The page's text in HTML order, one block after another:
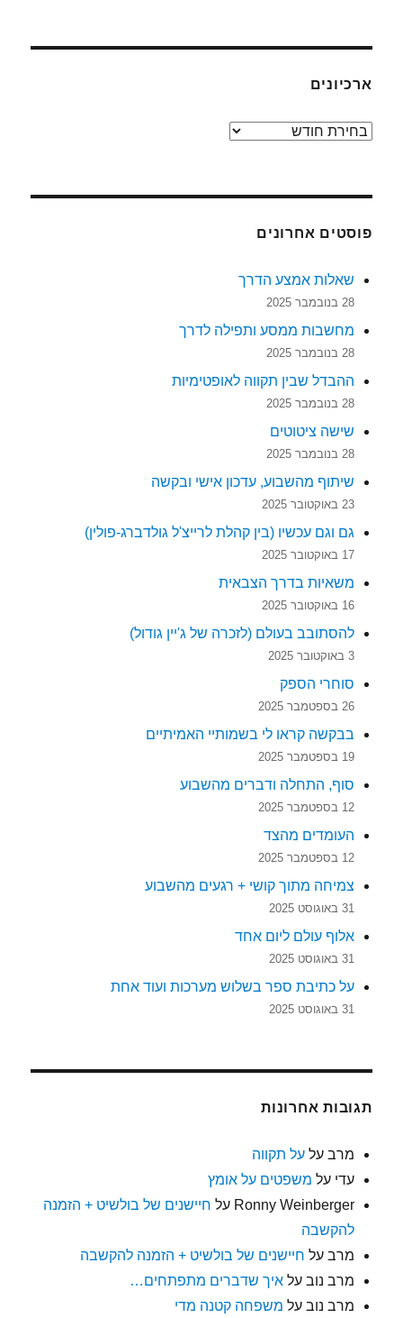
ארכיונים
ארכיונים
פוסטים אחרונים
שאלות אמצע הדרך
28 בנובמבר 2025
מחשבות ממסע ותפילה לדרך
28 בנובמבר 2025
ההבדל שבין תקווה לאופטימיות
28 בנובמבר 2025
שישה ציטוטים
28 בנובמבר 2025
שיתוף מהשבוע, עדכון אישי ובקשה
23 באוקטובר 2025
גם וגם עכשיו (בין קהלת לרייצ'ל גולדברג-פולין)
17 באוקטובר 2025
משאיות בדרך הצבאית
16 באוקטובר 2025
להסתובב בעולם (לזכרה של ג'יין גודול)
3 באוקטובר 2025
סוחרי הספק
26 בספטמבר 2025
בבקשה קראו לי בשמותיי האמיתיים
19 בספטמבר 2025
סוף, התחלה ודברים מהשבוע
12 בספטמבר 2025
העומדים מהצד
12 בספטמבר 2025
צמיחה מתוך קושי + רגעים מהשבוע
31 באוגוסט 2025
אלוף עולם ליום אחד
31 באוגוסט 2025
על כתיבת ספר בשלוש מערכות ועוד אחת
31 באוגוסט 2025
תגובות אחרונות
מרב עלעל תקווה
עדי על משפטים על אומץ
Ronny Weinberger על חיישנים של בולשיט + הזמנה
להקשבה
מרב על חיישנים של בולשיט + הזמנה להקשבה
מרב נוב עלאיך שדברים מתפתחים…
מרב נוב על משפחה קטנה מדי